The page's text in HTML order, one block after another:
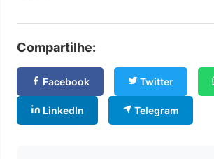
Compartilhe:
Facebook Twitter
LinkedIn Telegram